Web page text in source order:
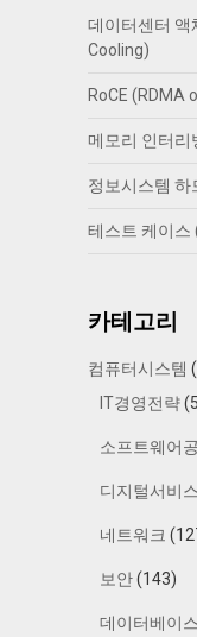
데이터센터 액
Cooling)
RoCE (RDMA
메모리 인터
정보시스템 하
테스트 케이스
카테고리
컴퓨터시스템
IT경영전략
소프트웨어
디지털서비스
네트워크
보안(143)
데이터베이스